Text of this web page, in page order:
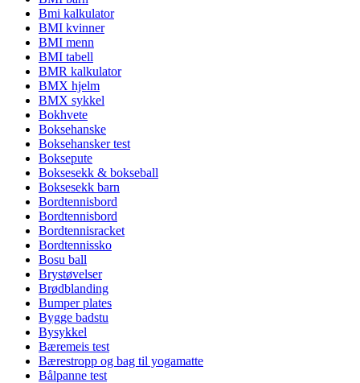
Bmi kalkulator
BMI kvinner
BMI menn
BMI tabell
BMR kalkulator
BMX hjelm
BMX sykkel
Bokhvete
Boksehanske
Boksehansker test
Boksepute
Boksesekk & bokseball
Boksesekk barn
Bordtennisbord
Bordtennisbord
Bordtennisracket
Bordtennissko
Bosu ball
Brystøvelser
Brødblanding
Bumper plates
Bygge badstu
Bysykkel
Bæremeis test
Bærestropp og bag til yogamatte
Bålpanne test